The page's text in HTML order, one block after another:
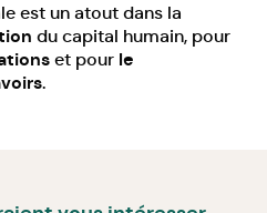
est un atout dans la
du capital humain, pour
et pour le
.